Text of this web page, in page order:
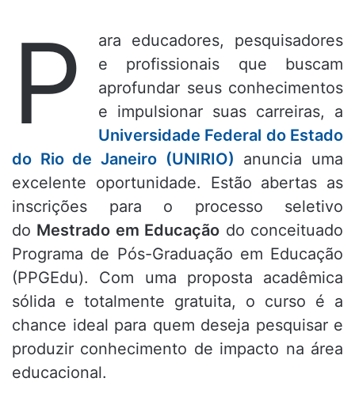
P
ara educadores, pesquisadores
e profissionais que buscam
aprofundar seus conhecimentos
e impulsionar suas carreiras, a
Universidade Federal do Estado
do Rio de Janeiro (UNIRIO) anuncia uma
excelente oportunidade. Estão abertas as
inscrições para o processo seletivo
do Mestrado em Educação do conceituado
Programa de Pós-Graduação em Educação
(PPGEdu). Com uma proposta acadêmica
sólida e totalmente gratuita, o curso é a
chance ideal para quem deseja pesquisar e
produzir conhecimento de impacto na área
educacional.